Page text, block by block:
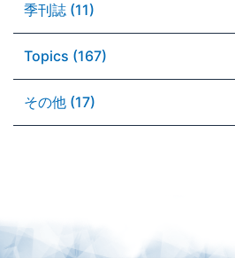
季刊誌 (11)
Topics (167)
その他 (17)